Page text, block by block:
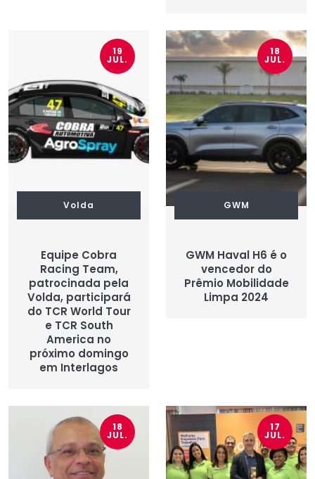
19
JUL.
Volda
Equipe Cobra
Racing Team,
patrocinada pela
Volda, participará
do TCR World Tour
e TCR South
America no
próximo domingo
em Interlagos
18
JUL.
GWM
GWM Haval H6 é o
vencedor do
Prêmio Mobilidade
Limpa 2024
18
JUL.
17
JUL.